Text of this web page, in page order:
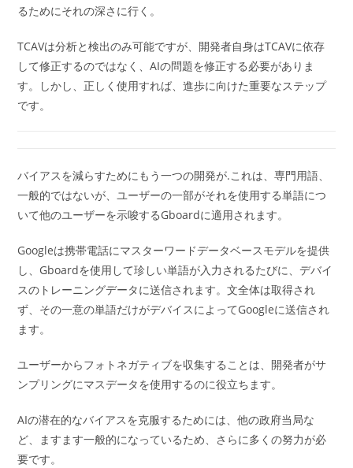
るためにそれの深さに行く。
TCAVは分析と検出のみ可能ですが、開発者自身はTCAVに依存
して修正するのではなく、AIの問題を修正する必要がありま
す。しかし、正しく使用すれば、進歩に向けた重要なステップ
です。
バイアスを減らすためにもう一つの開発が.これは、専門用語、
一般的ではないが、ユーザーの一部がそれを使用する単語につ
いて他のユーザーを示唆するGboardに適用されます。
Googleは携帯電話にマスターワードデータベースモデルを提供
し、Gboardを使用して珍しい単語が入力されるたびに、デバイ
スのトレーニングデータに送信されます。文全体は取得され
ず、その一意の単語だけがデバイスによってGoogleに送信され
ます。
ユーザーからフォトネガティブを収集することは、開発者がサ
ンプリングにマスデータを使用するのに役立ちます。
AIの潜在的なバイアスを克服するためには、他の政府当局な
ど、ますます一般的になっているため、さらに多くの努力が必
要です。